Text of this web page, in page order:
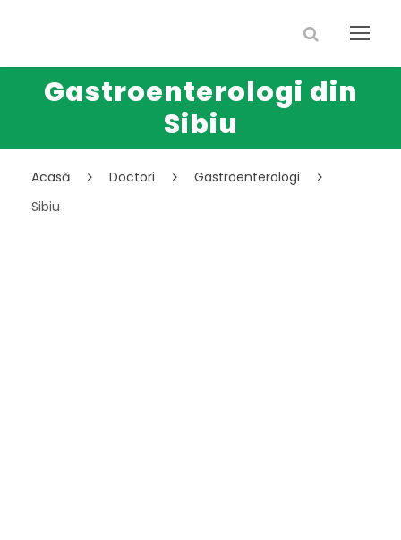
Gastroenterologi din
Sibiu
Acasă Doctori
Gastroenterologi
Sibiu